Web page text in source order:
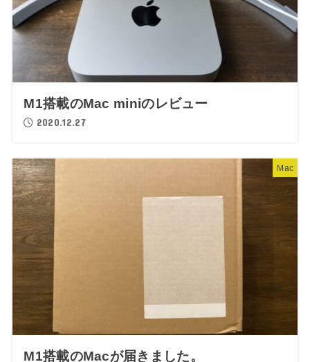
M1搭載のMac miniのレビュー
2020.12.27
Mac
M1搭載のMacが届きました。